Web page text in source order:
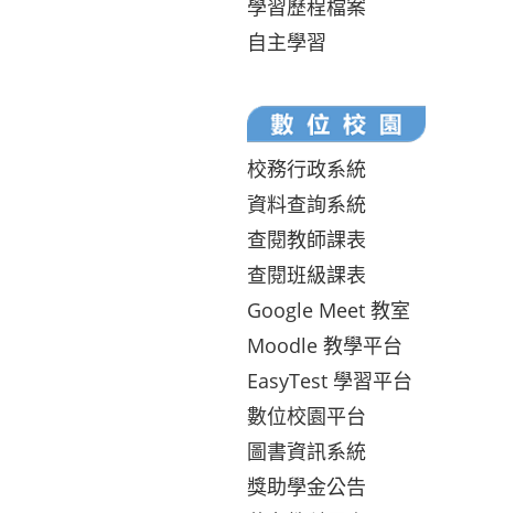
學習歷程檔案
自主學習
校務行政系統
資料查詢系統
查閱教師課表
查閱班級課表
Google Meet 教室
Moodle 教學平台
EasyTest 學習平台
數位校園平台
圖書資訊系統
獎助學金公告